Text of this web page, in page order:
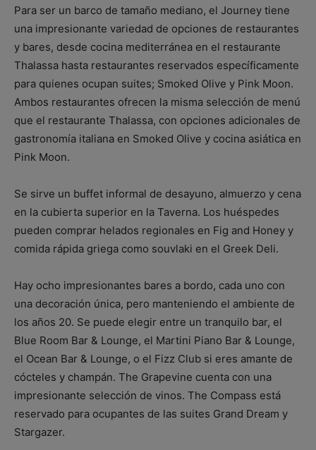
Para ser un barco de tamaño mediano, el Journey tiene
una impresionante variedad de opciones de restaurantes
y bares, desde cocina mediterránea en el restaurante
Thalassa hasta restaurantes reservados específicamente
para quienes ocupan suites; Smoked Olive y Pink Moon.
Ambos restaurantes ofrecen la misma selección de menú
que el restaurante Thalassa, con opciones adicionales de
gastronomía italiana en Smoked Olive y cocina asiática en
Pink Moon.
Se sirve un buffet informal de desayuno, almuerzo y cena
en la cubierta superior en la Taverna. Los huéspedes
pueden comprar helados regionales en Fig and Honey y
comida rápida griega como souvlaki en el Greek Deli.
Hay ocho impresionantes bares a bordo, cada uno con
una decoración única, pero manteniendo el ambiente de
los años 20. Se puede elegir entre un tranquilo bar, el
Blue Room Bar & Lounge, el Martini Piano Bar & Lounge,
el Ocean Bar & Lounge, o el Fizz Club si eres amante de
cócteles y champán. The Grapevine cuenta con una
impresionante selección de vinos. The Compass está
reservado para ocupantes de las suites Grand Dream y
Stargazer.